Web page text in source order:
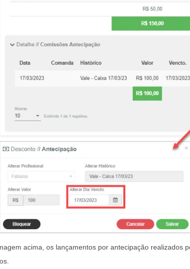
acima, os lançamentos por antecipação realizados